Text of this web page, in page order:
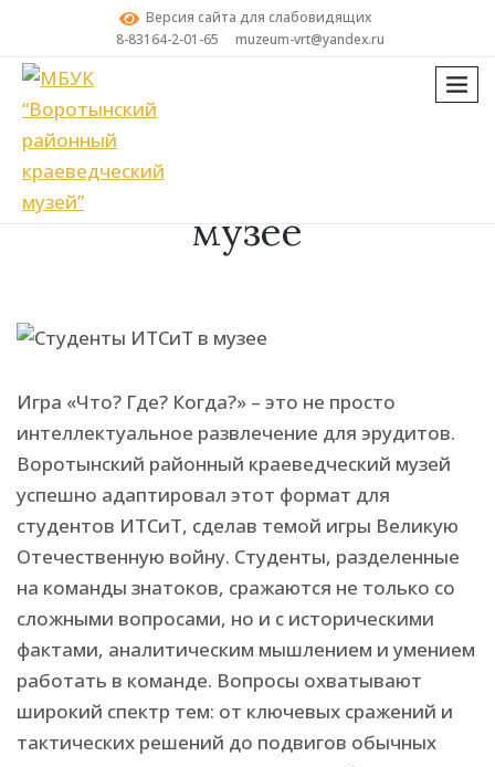
Версия сайта для слабовидящих
8-83164-2-01-65
muzeum-vrt@yandex.ru
Поиск
Студенты ИТСиТ в
музее
Игра «Что? Где? Когда?» – это не просто
интеллектуальное развлечение для эрудитов.
Воротынский районный краеведческий музей
успешно адаптировал этот формат для
студентов ИТСиТ, сделав темой игры Великую
Отечественную войну. Студенты, разделенные
на команды знатоков, сражаются не только со
сложными вопросами, но и с историческими
фактами, аналитическим мышлением и умением
работать в команде. Вопросы охватывают
широкий спектр тем: от ключевых сражений и
тактических решений до подвигов обычных